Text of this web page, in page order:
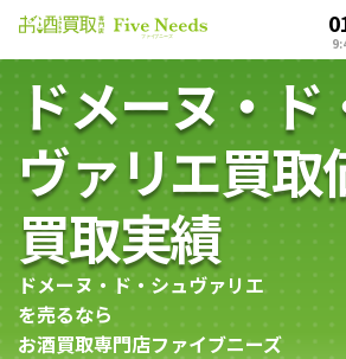
ドメーヌ・ド
ヴァリエ買取
買取実績
ドメーヌ・ド・シュヴァリエ
を売るなら
お酒買取専門店ファイブニーズ